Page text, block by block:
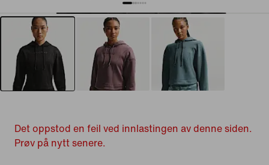
Det oppstod en feil ved innlastingen av denne siden.
Prøv på nytt senere.